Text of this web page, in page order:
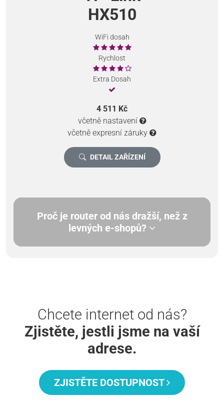
HX510
WiFi dosah
Rychlost
Extra Dosah
4 511 Kč
včetně nastavení
včetně expresní záruky
DETAIL ZAŘÍZENÍ
Proč je router od nás dražší, než z
levných e-shopů?
Chcete internet od nás?
Zjistěte, jestli jsme na vaší
adrese.
ZJISTĚTE DOSTUPNOST